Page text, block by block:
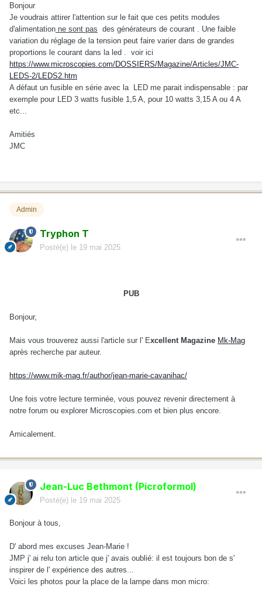
Bonjour
Je voudrais attirer l'attention sur le fait que ces petits modules
d'alimentation ne sont pas des générateurs de courant . Une faible
variation du réglage de la tension peut faire varier dans de grandes
proportions le courant dans la led . voir ici
https://www.microscopies.com/DOSSIERS/Magazine/Articles/JMC-
LEDS-2/LEDS2.htm
A défaut un fusible en série avec la LED me parait indispensable : par
exemple pour LED 3 watts fusible 1,5 A, pour 10 watts 3,15 A ou 4 A
etc...
Amitiés
JMC
Admin
Tryphon T
Posté(e) le 19 mai 2025
PUB
Bonjour,
Mais vous trouverez aussi l'article sur l' Excellent Magazine Mk-Mag
après recherche par auteur.
https://www.mik-mag.fr/author/jean-marie-cavanihac/
Une fois votre lecture terminée, vous pouvez revenir directement à
notre forum ou explorer Microscopies.com et bien plus encore.
Amicalement.
Jean-Luc Bethmont (Picroformol)
Posté(e) le 19 mai 2025
Bonjour à tous,
D' abord mes excuses Jean-Marie !
JMP j' ai relu ton article que j' avais oublié: il est toujours bon de s'
inspirer de l' expérience des autres...
Voici les photos pour la place de la lampe dans mon micro: